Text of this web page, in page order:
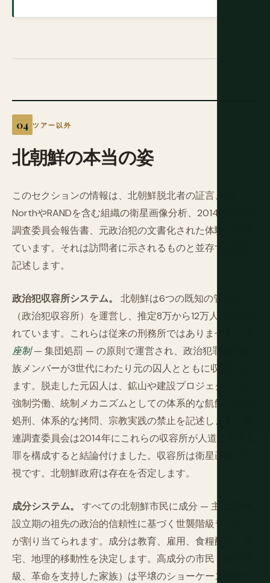
ツアー以外
北朝鮮の本当の姿
このセクションの情報は、北朝鮮脱北者の証言、38
NorthやRANDを含む組織の衛星画像分析、2014年の国連
調査委員会報告書、元政治犯の文書化された体験から来
ています。それは訪問者に示されるものと並存する国を
記述します。
政治犯収容所システム。
北朝鮮は6つの既知の管理所
（政治犯収容所）を運営し、推定8万から12万人が収容さ
れています。これらは従来の刑務所ではありません。
座制— 集団処罰 — の原則で運営され、政治犯罪者の家
族メンバーが3世代にわたり元の囚人とともに収容され
ます。脱走した元囚人は、鉱山や建設プロジェクトでの
強制労働、統制メカニズムとしての体系的な飢餓、公私
処刑、体系的な拷問、宗教実践の禁止を記述します。国
連調査委員会は2014年にこれらの収容所が人道に対する
罪を構成すると結論付けました。収容所は衛星画像で可
視です。北朝鮮政府は存在を否定します。
成分システム。
すべての北朝鮮市民に成分 — 主にDPRK
設立期の祖先の政治的信頼性に基づく世襲階級ランク —
が割り当てられます。成分は教育、雇用、食糧配給、住
宅、地理的移動性を決定します。高成分の市民（核心階
級、革命を支持した家族）は平壌のショーケース機関へ